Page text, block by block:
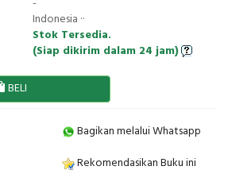
-
Indonesia ··
Stok Tersedia.
(Siap dikirim dalam 24 jam)
BELI
Bagikan melalui Whatsapp
Rekomendasikan Buku ini